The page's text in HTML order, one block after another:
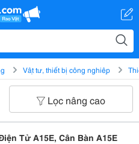
Vật tư, thiết bị công nghiệp
Lọc nâng cao
Tử A15E, Cân Bàn A15E